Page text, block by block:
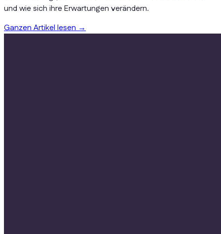
und wie sich ihre Erwartungen verändern.
Ganzen Artikel lesen→